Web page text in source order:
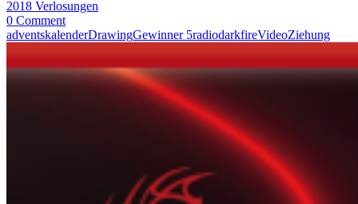
2018 Verlosungen
0 Comment
adventskalenderDrawingGewinner 5radiodarkfireVideoZiehung